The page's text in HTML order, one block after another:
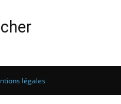
légales